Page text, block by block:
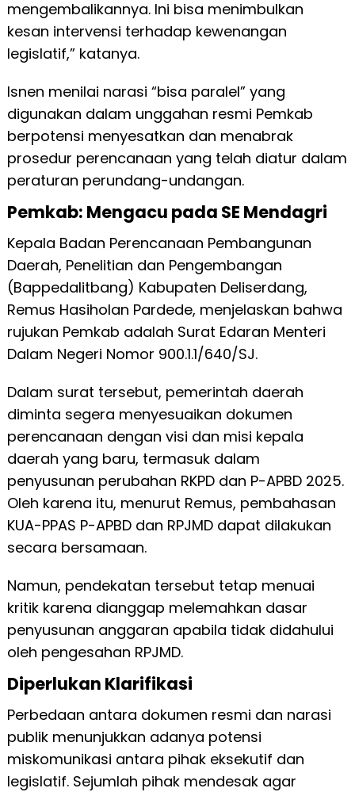
mengembalikannya. Ini bisa menimbulkan
kesan intervensi terhadap kewenangan
legislatif,” katanya.
Isnen menilai narasi “bisa paralel” yang
digunakan dalam unggahan resmi Pemkab
berpotensi menyesatkan dan menabrak
prosedur perencanaan yang telah diatur dalam
peraturan perundang-undangan.
Pemkab: Mengacu pada SE Mendagri
Kepala Badan Perencanaan Pembangunan
Daerah, Penelitian dan Pengembangan
(Bappedalitbang) Kabupaten Deliserdang,
Remus Hasiholan Pardede, menjelaskan bahwa
rujukan Pemkab adalah Surat Edaran Menteri
Dalam Negeri Nomor 900.1.1/640/SJ.
Dalam surat tersebut, pemerintah daerah
diminta segera menyesuaikan dokumen
perencanaan dengan visi dan misi kepala
daerah yang baru, termasuk dalam
penyusunan perubahan RKPD dan P-APBD 2025.
Oleh karena itu, menurut Remus, pembahasan
KUA-PPAS P-APBD dan RPJMD dapat dilakukan
secara bersamaan.
Namun, pendekatan tersebut tetap menuai
kritik karena dianggap melemahkan dasar
penyusunan anggaran apabila tidak didahului
oleh pengesahan RPJMD.
Diperlukan Klarifikasi
Perbedaan antara dokumen resmi dan narasi
publik menunjukkan adanya potensi
miskomunikasi antara pihak eksekutif dan
legislatif. Sejumlah pihak mendesak agar